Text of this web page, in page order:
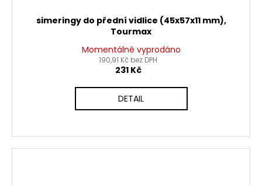
simeringy do přední vidlice (45x57x11 mm),
Tourmax
Momentálně vyprodáno
190,91 Kč bez DPH
231 Kč
DETAIL